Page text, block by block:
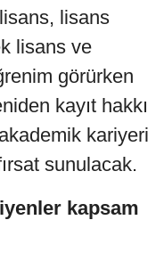
lisans
lisans ve
görürken
kayıt hakkı
kariyeri
sunulacak.
kapsam